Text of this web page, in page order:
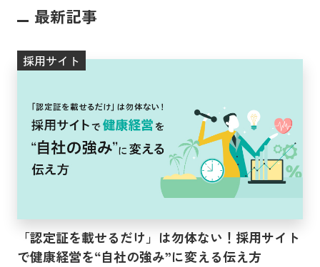
最新記事
採用サイト
「認定証を載せるだけ」は勿体ない！採用サイト
で健康経営を“自社の強み”に変える伝え方